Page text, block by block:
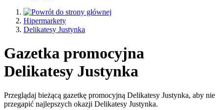
Hipermarkety
Delikatesy Justynka
Gazetka promocyjna
Delikatesy Justynka
Przeglądaj bieżącą gazetkę promocyjną Delikatesy Justynka, aby nie
przegapić najlepszych okazji Delikatesy Justynka.